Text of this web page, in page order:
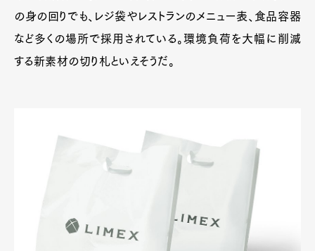
の身の回りでも、レジ袋やレストランのメニュー表、食品容器
など多くの場所で採用されている。環境負荷を大幅に削減
する新素材の切り札といえそうだ。